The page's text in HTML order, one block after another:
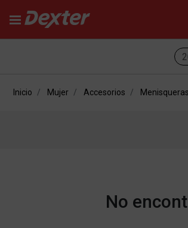
Inicio Mujer Accesorios Menisqueras
No